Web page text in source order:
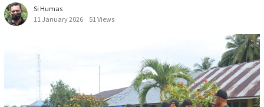
Si Humas
11 January 2026
51 Views